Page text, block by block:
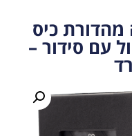
הבוקר
(ד' חלקים)
כיס
עם סידור –